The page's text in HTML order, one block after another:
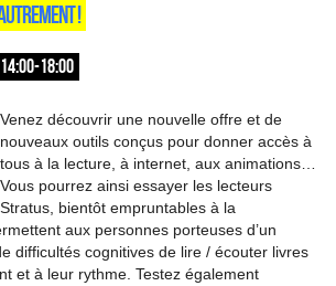
!
18:00
Venez découvrir une nouvelle offre et de
nouveaux outils conçus pour donner accès à
tous à la lecture, à internet, aux animations…
Vous pourrez ainsi essayer les lecteurs
Stratus, bientôt empruntables à la
aux personnes porteuses d’un
difficultés cognitives de lire / écouter livres
et à leur rythme. Testez également